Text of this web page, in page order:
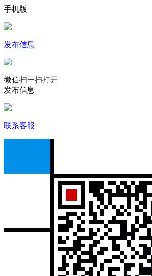
手机版
发布信息
微信扫一扫打开
发布信息
联系客服